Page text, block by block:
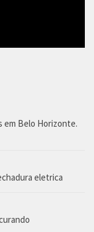
em Belo Horizonte.
eletrica